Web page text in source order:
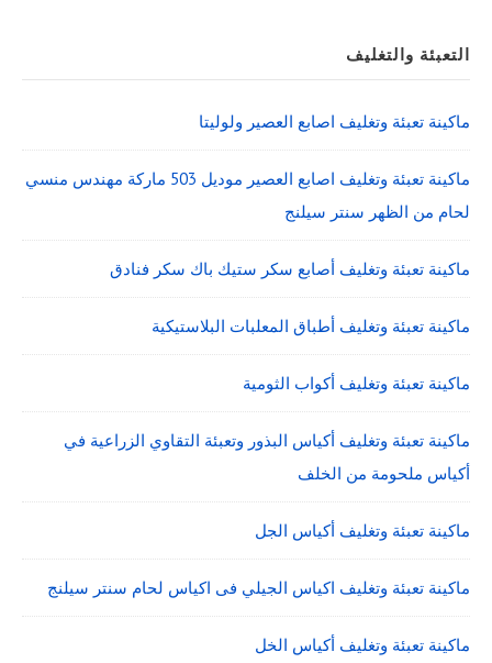
التعبئة والتغليف
ماكينة تعبئة وتغليف اصابع العصير ولوليتا
ماكينة تعبئة وتغليف اصابع العصير موديل 503 ماركة مهندس منسي
لحام من الظهر سنتر سيلنج
ماكينة تعبئة وتغليف أصابع سكر ستيك باك سكر فنادق
ماكينة تعبئة وتغليف أطباق المعلبات البلاستيكية
ماكينة تعبئة وتغليف أكواب الثومية
ماكينة تعبئة وتغليف أكياس البذور وتعبئة التقاوي الزراعية في
أكياس ملحومة من الخلف
ماكينة تعبئة وتغليف أكياس الجل
ماكينة تعبئة وتغليف اكياس الجيلي فى اكياس لحام سنتر سيلنج
ماكينة تعبئة وتغليف أكياس الخل